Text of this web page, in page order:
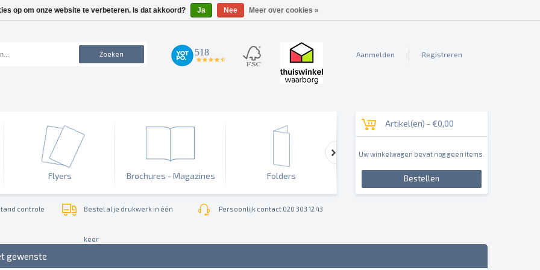
Zoeken 518 Aanmelden Registreren
Flyers Brochures - Magazines Folders Outdoor & Sign
Artikel(en) -€0,00
Uw winkelwagen bevat nog geen items.
Bestellen
controle Bestel al je drukwerk in één
keer
Persoonlijk contact 020 303 12 43
gewenste
op om onze website te verbeteren. Is dat akkoord? Ja Nee Meer over cookies »